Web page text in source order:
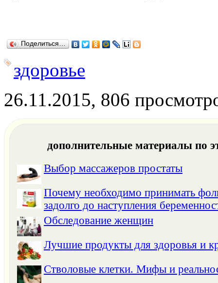
Поделиться…
здоровье
26.11.2015, 806
дополнительные материалы по
Выбор массажеров простаты
Почему необходимо принимать
задолго до наступления
Обследование женщин
Лучшие продукты для здоровья и
Стволовые клетки. Мифы и